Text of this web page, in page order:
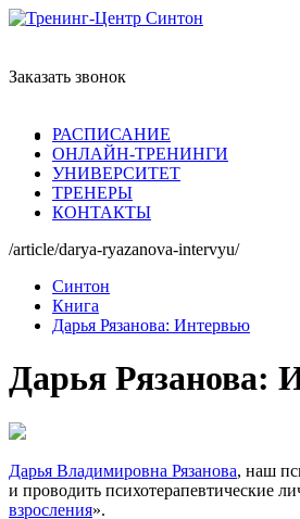
Заказать звонок
РАСПИСАНИЕ
ОНЛАЙН-ТРЕНИНГИ
УНИВЕРСИТЕТ
ТРЕНЕРЫ
КОНТАКТЫ
/article/darya-ryazanova-intervyu/
Синтон
Книга
Дарья Рязанова: Интервью
Дарья Рязанова:
Дарья Владимировна Рязанова, наш
и проводить психотерапевтические
взросления».